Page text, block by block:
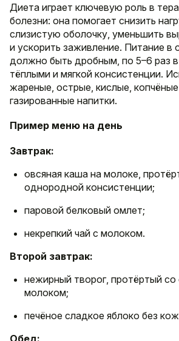
Диета играет ключевую роль в
болезни: она помогает снизить
слизистую оболочку, уменьшить
и ускорить заживление. Питание в
должно быть дробным, по 5–6 раз
тёплыми и мягкой консистенции.
жареные, острые, кислые,
газированные напитки.
Пример меню на день
Завтрак:
овсяная каша на молоке,
однородной консистенции;
паровой белковый омлет;
некрепкий чай с молоком.
Второй завтрак:
нежирный творог, протёртый со
молоком;
печёное сладкое яблоко без